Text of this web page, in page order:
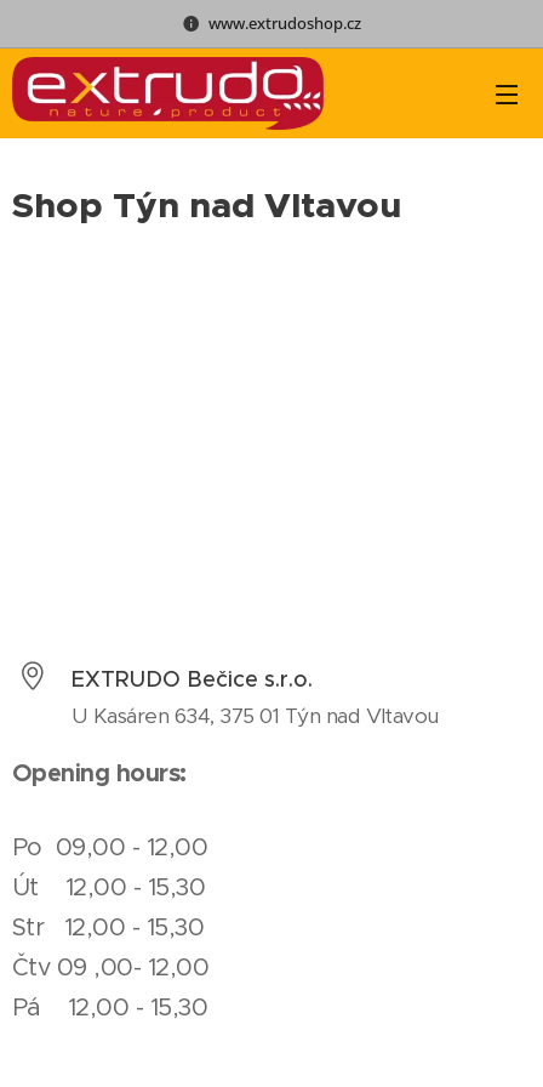
www.extrudoshop.cz
Shop Týn nad Vltavou
EXTRUDO Bečice s.r.o.
U Kasáren 634, 375 01 Týn nad Vltavou
Opening hours:
Po 09,00 - 12,00
Út 12,00 - 15,30
Str 12,00 - 15,30
Čtv 09 ,00- 12,00
Pá 12,00 - 15,30